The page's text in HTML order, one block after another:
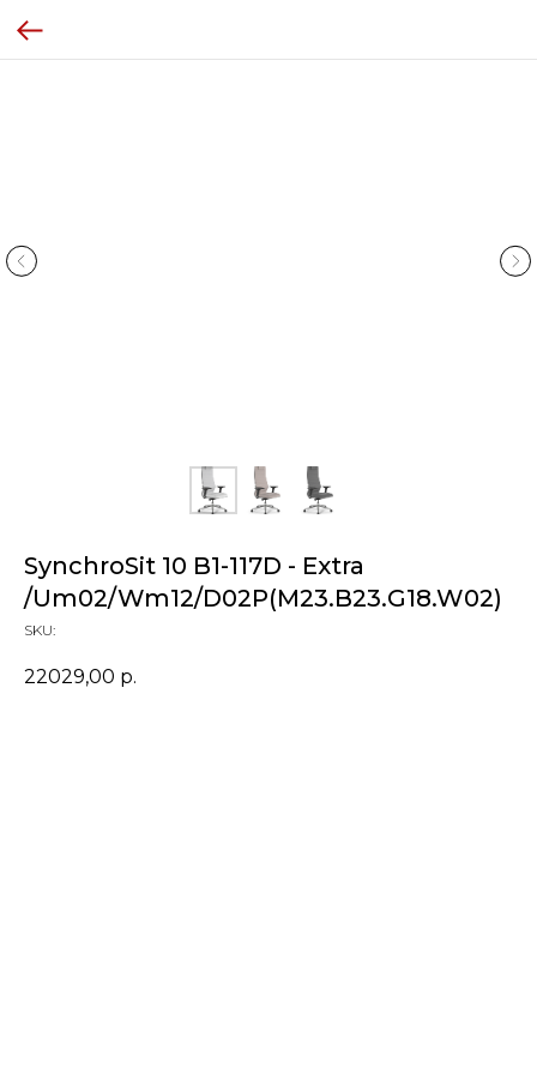
SynchroSit 10 B1-117D - Extra
/Um02/Wm12/D02P(M23.B23.G18.W02)
SKU:
22029,00 р.